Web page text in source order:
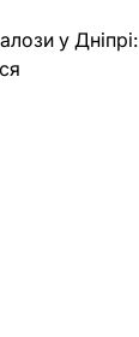
у Дніпрі: